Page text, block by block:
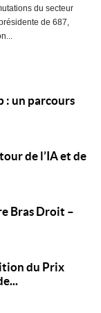
du secteur
de 687,
: un parcours
de l’IA et de
Bras Droit –
du Prix